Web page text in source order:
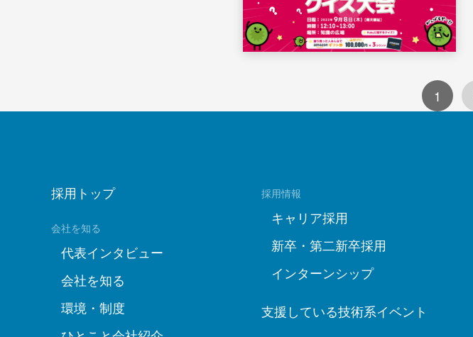
1
採用トップ
会社を知る
代表インタビュー
会社を知る
環境・制度
採用情報
キャリア採用
新卒・第二新卒採用
インターンシップ
支援している技術系イベント